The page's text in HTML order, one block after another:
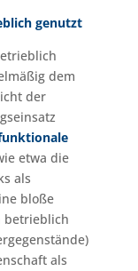
genutzt
dem
der
etwa die
als
bloße
betrieblich
als